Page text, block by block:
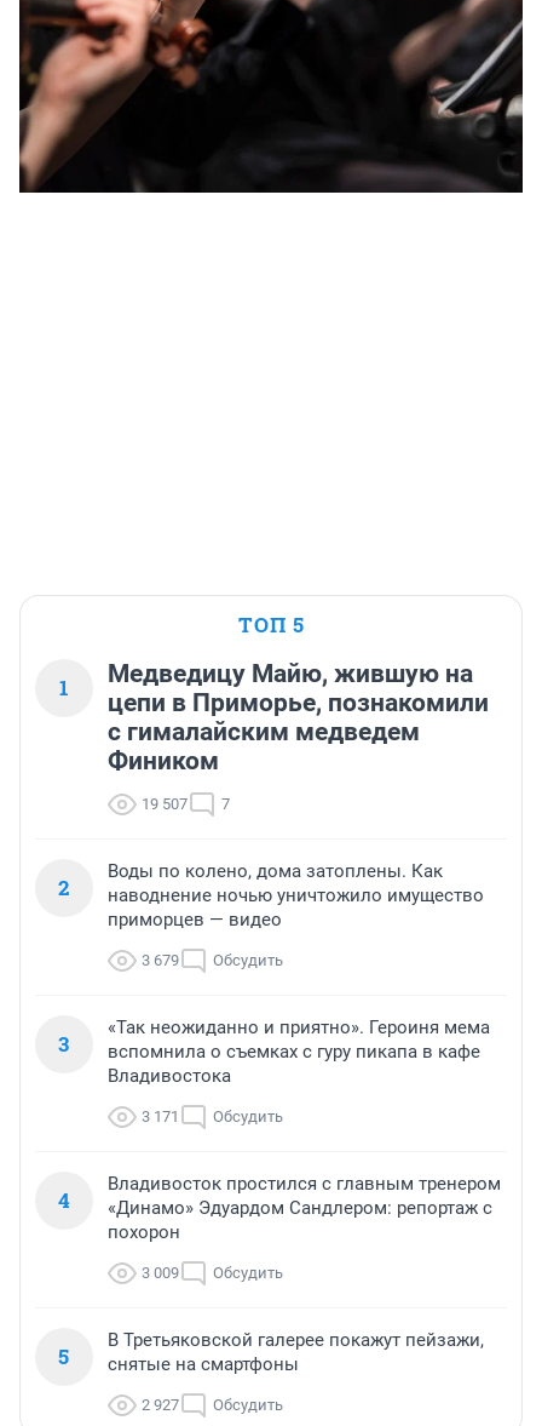
ТОП 5
1
Медведицу Майю, жившую на
цепи в Приморье, познакомили
с гималайским медведем
Фиником
19 507 7
2
Воды по колено, дома затоплены. Как
наводнение ночью уничтожило имущество
приморцев — видео
3 679 Обсудить
3
«Так неожиданно и приятно». Героиня мема
вспомнила о съемках с гуру пикапа в кафе
Владивостока
3 171 Обсудить
4
Владивосток простился с главным тренером
«Динамо» Эдуардом Сандлером: репортаж с
похорон
3 009 Обсудить
5
В Третьяковской галерее покажут пейзажи,
снятые на смартфоны
2 927 Обсудить